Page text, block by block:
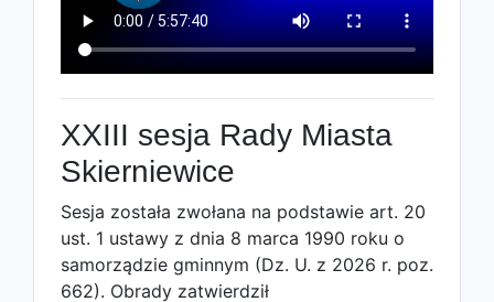
XXIII sesja Rady Miasta
Skierniewice
Sesja została zwołana na podstawie art. 20
ust. 1 ustawy z dnia 8 marca 1990 roku o
samorządzie gminnym (Dz. U. z 2026 r. poz.
662). Obrady zatwierdził